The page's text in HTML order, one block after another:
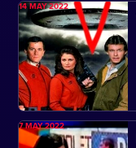
14 MAY 2022
7 MAY 2022